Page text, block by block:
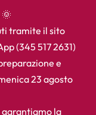
🌞
tramite il sito
(345 517 2631)
e
23 agosto
la